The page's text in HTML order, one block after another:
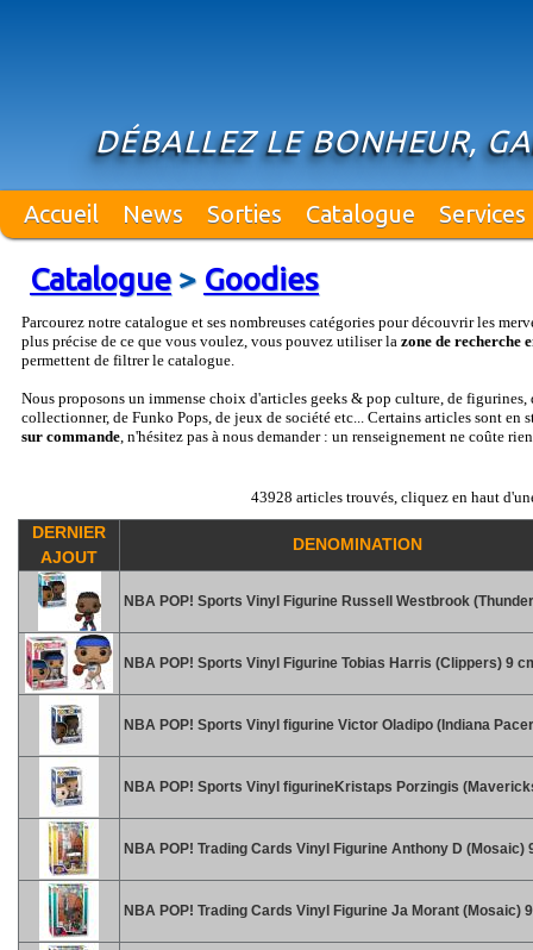
DÉBALLEZ LE BONHEUR,
Accueil News Sorties Catalogue Services
Catalogue> Goodies
Parcourez notre catalogue et ses nombreuses catégories pour découvrir les
plus précise de ce que vous voulez, vous pouvez utiliser la zone de recherche
permettent de filtrer le catalogue.
Nous proposons un immense choix d'articles geeks & pop culture, de figurines,
collectionner, de Funko Pops, de jeux de société etc... Certains articles sont en
sur commande, n'hésitez pas à nous demander : un renseignement ne coûte
43928 articles trouvés, cliquez en haut
DERNIER
AJOUT
DENOMINATION
NBA POP! Sports Vinyl Figurine Russell Westbrook
NBA POP! Sports Vinyl Figurine Tobias Harris (Clippers) 9
NBA POP! Sports Vinyl figurine Victor Oladipo (Indiana
NBA POP! Sports Vinyl figurineKristaps Porzingis
NBA POP! Trading Cards Vinyl Figurine Anthony D (Mosaic)
NBA POP! Trading Cards Vinyl Figurine Ja Morant (Mosaic)